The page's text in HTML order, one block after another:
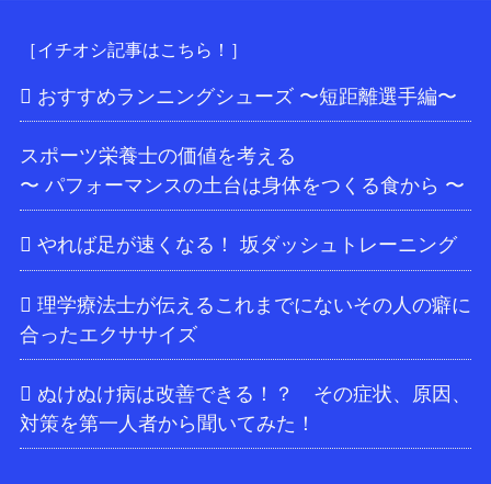
［イチオシ記事はこちら！］
おすすめランニングシューズ 〜短距離選手編〜
スポーツ栄養士の価値を考える
〜 パフォーマンスの土台は身体をつくる食から 〜
やれば足が速くなる！ 坂ダッシュトレーニング
理学療法士が伝えるこれまでにないその人の癖に
合ったエクササイズ
ぬけぬけ病は改善できる！？ その症状、原因、
対策を第一人者から聞いてみた！